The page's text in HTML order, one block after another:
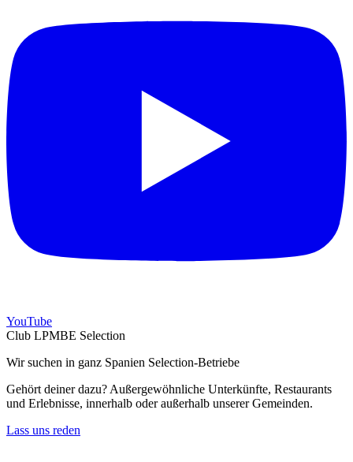
YouTube
Club LPMBE Selection
Wir suchen in ganz Spanien Selection-Betriebe
Gehört deiner dazu? Außergewöhnliche Unterkünfte, Restaurants
und Erlebnisse, innerhalb oder außerhalb unserer Gemeinden.
Lass uns reden